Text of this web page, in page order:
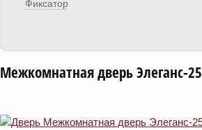
Фиксатор
Межкомнатная дверь Элеганс-25